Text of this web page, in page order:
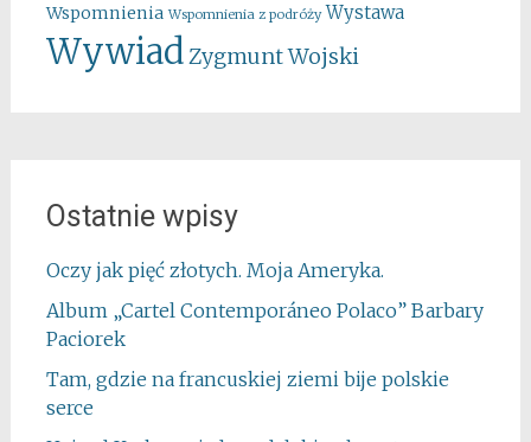
Wspomnienia Wspomnienia z podróży Wystawa
WywiadZygmunt Wojski
Ostatnie wpisy
Oczy jak pięć złotych. Moja Ameryka.
Album „Cartel Contemporáneo Polaco” Barbary
Paciorek
Tam, gdzie na francuskiej ziemi bije polskie
serce